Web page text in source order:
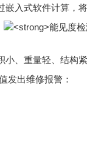
入式软件计算，
、重量轻、结构
发出维修报警：